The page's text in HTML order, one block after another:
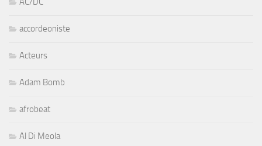
accordeoniste
Acteurs
Adam Bomb
afrobeat
Al Di Meola